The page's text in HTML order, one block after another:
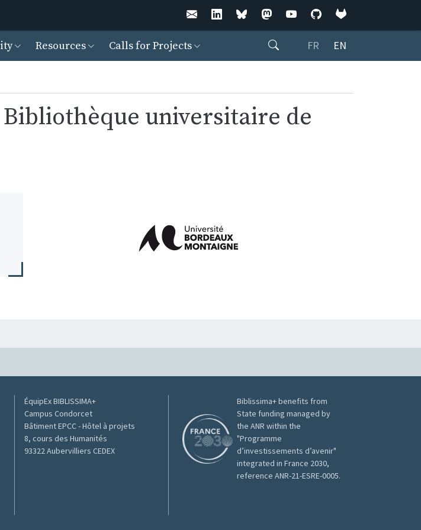
Resources Calls for Projects Rechercher
FR EN
universitaire de
ÉquipEx BIBLISSIMA+
Campus Condorcet
Bâtiment EPCC - Hôtel à projets
8, cours des Humanités
93322 Aubervilliers CEDEX
Biblissima+ benefits from
State funding managed by
the ANR within the
"Programme
d’investissements d’avenir"
integrated in France 2030,
reference ANR-21-ESRE-0005.